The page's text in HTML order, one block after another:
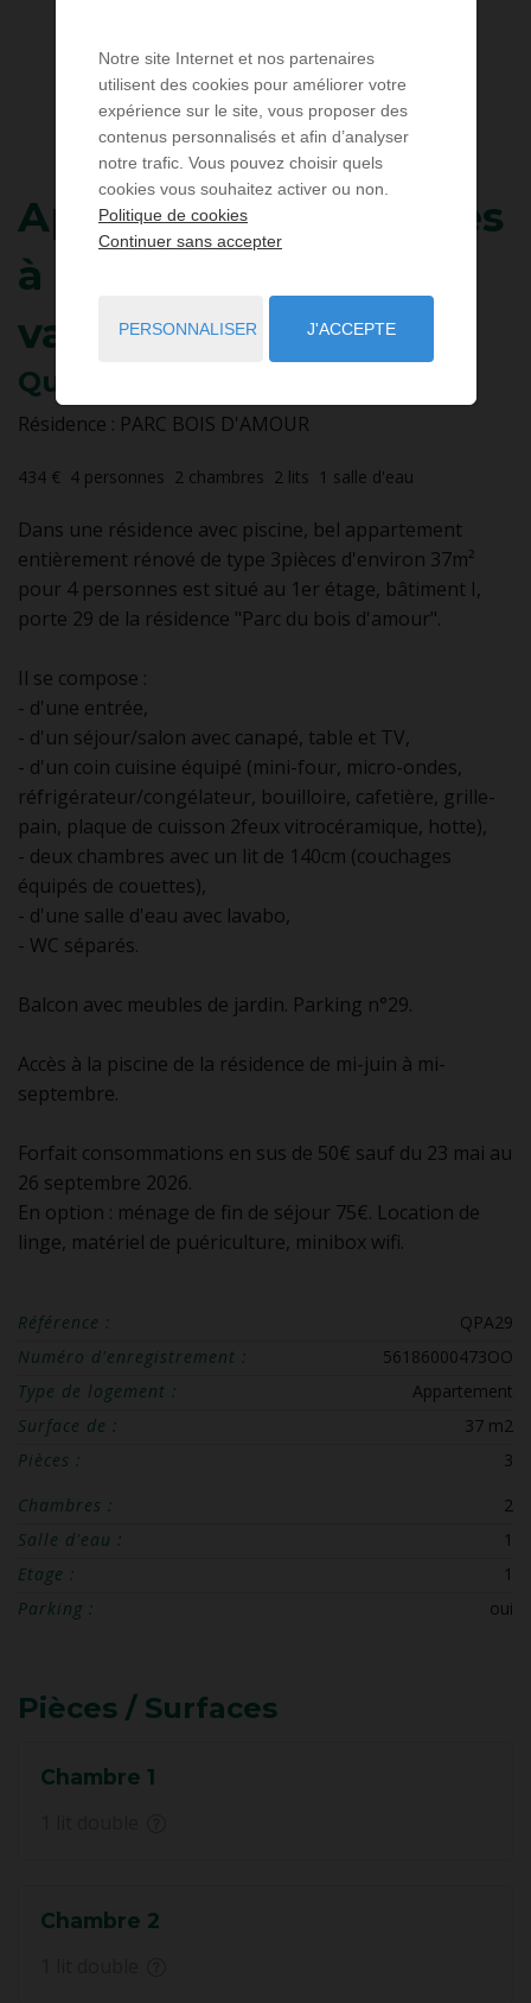
Appartement
3 pièces
à louer pour les
vacances
Quiberon
Résidence : PARC BOIS D'AMOUR
434 € 4 personnes 2 chambres 2 lits 1 salle d'eau
Dans une résidence avec piscine, bel appartement
entièrement rénové de type 3pièces d'environ 37m²
pour 4 personnes est situé au 1er étage, bâtiment I,
porte 29 de la résidence "Parc du bois d'amour".
Il se compose :
- d'une entrée,
- d'un séjour/salon avec canapé, table et TV,
- d'un coin cuisine équipé (mini-four, micro-ondes,
réfrigérateur/congélateur, bouilloire, cafetière, grille-
pain, plaque de cuisson 2feux vitrocéramique, hotte),
- deux chambres avec un lit de 140cm (couchages
équipés de couettes),
- d'une salle d'eau avec lavabo,
- WC séparés.
Balcon avec meubles de jardin. Parking n°29.
Accès à la piscine de la résidence de mi-juin à mi-
septembre.
Forfait consommations en sus de 50€ sauf du 23 mai au
26 septembre 2026.
En option : ménage de fin de séjour 75€. Location de
linge, matériel de puériculture, minibox wifi.
Référence :
QPA29
Numéro d'enregistrement :
56186000473OO
Type de logement :
Appartement
Surface de :
37 m2
Pièces :
3
Chambres :
2
Salle d'eau :
1
Etage :
1
Parking :
oui
Pièces / Surfaces
Chambre 1
Chambre 2
Notre site Internet et nos partenaires
utilisent des cookies pour améliorer votre
expérience sur le site, vous proposer des
contenus personnalisés et afin d’analyser
notre trafic. Vous pouvez choisir quels
cookies vous souhaitez activer ou non.
Politique de cookies
Continuer sans accepter
PERSONNALISER J'ACCEPTE